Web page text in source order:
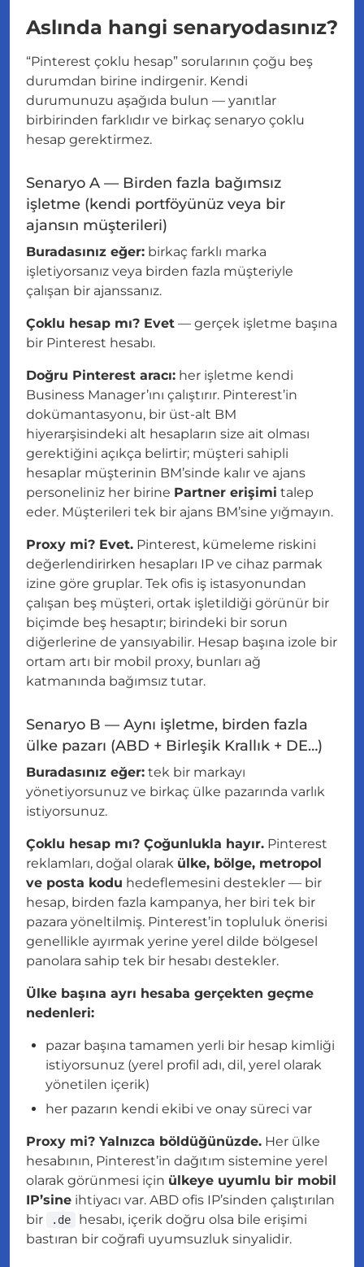
Aslında hangi senaryodasınız?
“Pinterest çoklu hesap” sorularının çoğu beş
durumdan birine indirgenir. Kendi
durumunuzu aşağıda bulun — yanıtlar
birbirinden farklıdır ve birkaç senaryo çoklu
hesap gerektirmez.
Senaryo A — Birden fazla bağımsız
işletme (kendi portföyünüz veya bir
ajansın müşterileri)
Buradasınız eğer: birkaç farklı marka
işletiyorsanız veya birden fazla müşteriyle
çalışan bir ajanssanız.
Çoklu hesap mı? Evet — gerçek işletme başına
bir Pinterest hesabı.
Doğru Pinterest aracı: her işletme kendi
Business Manager’ını çalıştırır. Pinterest’in
dokümantasyonu, bir üst-alt BM
hiyerarşisindeki alt hesapların size ait olması
gerektiğini açıkça belirtir; müşteri sahipli
hesaplar müşterinin BM’sinde kalır ve ajans
personeliniz her birine Partner erişimi talep
eder. Müşterileri tek bir ajans BM’sine yığmayın.
Proxy mi? Evet. Pinterest, kümeleme riskini
değerlendirirken hesapları IP ve cihaz parmak
izine göre gruplar. Tek ofis iş istasyonundan
çalışan beş müşteri, ortak işletildiği görünür bir
biçimde beş hesaptır; birindeki bir sorun
diğerlerine de yansıyabilir. Hesap başına izole bir
ortam artı bir mobil proxy, bunları ağ
katmanında bağımsız tutar.
Senaryo B — Aynı işletme, birden fazla
ülke pazarı (ABD + Birleşik Krallık + DE…)
Buradasınız eğer: tek bir markayı
yönetiyorsunuz ve birkaç ülke pazarında varlık
istiyorsunuz.
Çoklu hesap mı? Çoğunlukla hayır. Pinterest
reklamları, doğal olarak ülke, bölge, metropol
ve posta kodu hedeflemesini destekler — bir
hesap, birden fazla kampanya, her biri tek bir
pazara yöneltilmiş. Pinterest’in topluluk önerisi
genellikle ayırmak yerine yerel dilde bölgesel
panolara sahip tek bir hesabı destekler.
Ülke başına ayrı hesaba gerçekten geçme
nedenleri:
pazar başına tamamen yerli bir hesap kimliği
istiyorsunuz (yerel profil adı, dil, yerel olarak
yönetilen içerik)
her pazarın kendi ekibi ve onay süreci var
Proxy mi? Yalnızca böldüğünüzde. Her ülke
hesabının, Pinterest’in dağıtım sistemine yerel
olarak görünmesi için ülkeye uyumlu bir mobil
IP’sine ihtiyacı var. ABD ofis IP’sinden çalıştırılan
bir
.de
hesabı, içerik doğru olsa bile erişimi
bastıran bir coğrafi uyumsuzluk sinyalidir.